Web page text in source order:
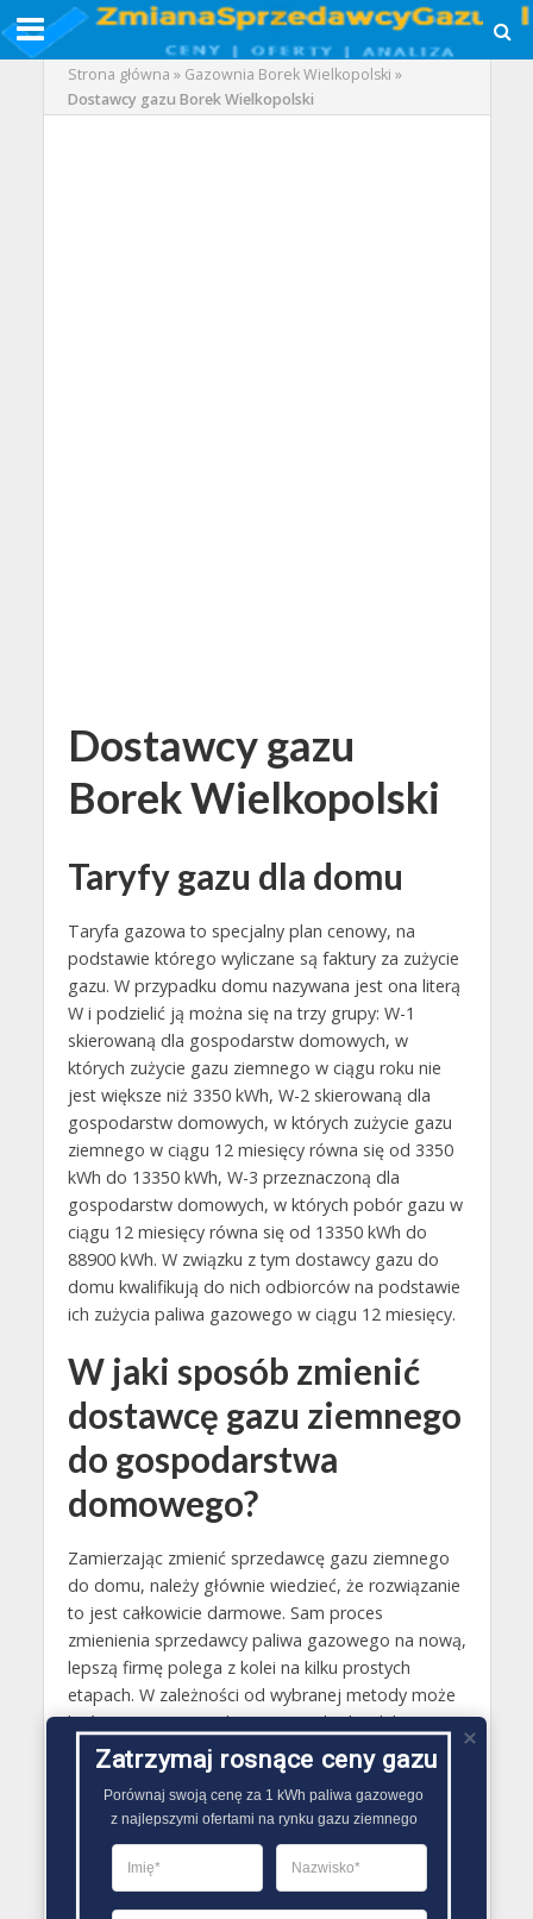
Strona główna » Gazownia Borek Wielkopolski »
Dostawcy gazu Borek Wielkopolski
Dostawcy gazu
Borek Wielkopolski
Taryfy gazu dla domu
Taryfa gazowa to specjalny plan cenowy, na
podstawie którego wyliczane są faktury za zużycie
gazu. W przypadku domu nazywana jest ona literą
W i podzielić ją można się na trzy grupy: W-1
skierowaną dla gospodarstw domowych, w
których zużycie gazu ziemnego w ciągu roku nie
jest większe niż 3350 kWh, W-2 skierowaną dla
gospodarstw domowych, w których zużycie gazu
ziemnego w ciągu 12 miesięcy równa się od 3350
kWh do 13350 kWh, W-3 przeznaczoną dla
gospodarstw domowych, w których pobór gazu w
ciągu 12 miesięcy równa się od 13350 kWh do
88900 kWh. W związku z tym dostawcy gazu do
domu kwalifikują do nich odbiorców na podstawie
ich zużycia paliwa gazowego w ciągu 12 miesięcy.
W jaki sposób zmienić
dostawcę gazu ziemnego
do gospodarstwa
domowego?
Zamierzając zmienić sprzedawcę gazu ziemnego
do domu, należy głównie wiedzieć, że rozwiązanie
to jest całkowicie darmowe. Sam proces
zmienienia sprzedawcy paliwa gazowego na nową,
lepszą firmę polega z kolei na kilku prostych
etapach. W zależności od wybranej metody może
być ona przeprowadzona samodzielnie lub z
wykorzystaniem udzielonego nowemu sprzedawcy
upoważnienia. Najwięcej czasu w sytuacji zmiany
sprzedawcy paliwa gazowego zajmuje w związku z
tym znalezienie odpowiedniej oferty, w której nie
tylko koszt gazu ziemnego, ale i inne warunki będą
jak najbardziej korzystne..
Zatrzymaj rosnące ceny gazu
Porównaj swoją cenę za 1 kWh paliwa gazowego
z najlepszymi ofertami na rynku gazu ziemnego